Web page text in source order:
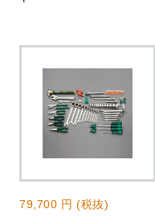
79,700 円 (税抜)